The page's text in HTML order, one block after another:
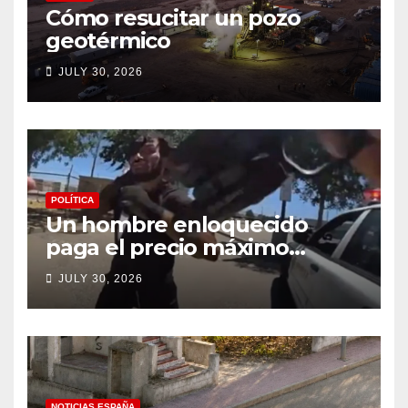
Cómo resucitar un pozo
geotérmico
JULY 30, 2026
POLÍTICA
Un hombre enloquecido
paga el precio máximo
después de llevar un cuchillo
a un tiroteo con agentes del
condado de Los Ángeles
(VIDEO) * The Gateway
Pundit * por Cullen
Linebarger
JULY 30, 2026